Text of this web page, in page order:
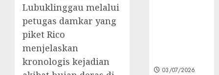
Lubuklinggau melalui
petugas damkar yang
piket Rico
menjelaskan
kronologis kejadian
03/07/2026